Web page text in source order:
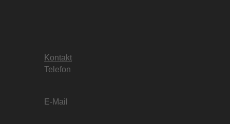
Kontakt
Telefon
E-Mail